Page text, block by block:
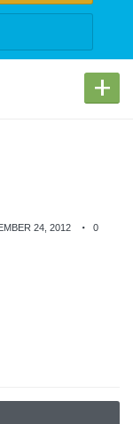
+
24, 2012 0